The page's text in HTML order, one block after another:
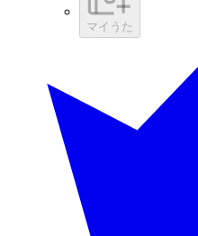
マイうた